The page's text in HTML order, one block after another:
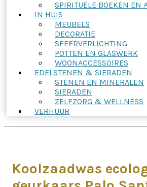
SPIRITUELE BOEKEN EN
IN HUIS
MEUBELS
DECORATIE
SFEERVERLICHTING
POTTEN EN GLASWERK
WOONACCESSOIRES
EDELSTENEN & SIERADEN
STENEN EN MINERALEN
SIERADEN
ZELFZORG & WELLNESS
VERHUUR
Koolzaadwas